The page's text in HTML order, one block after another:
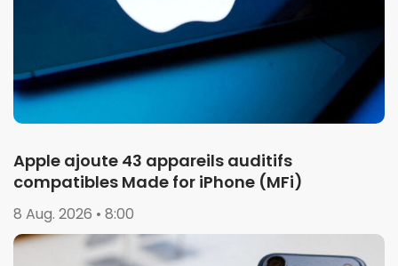
Apple ajoute 43 appareils auditifs
compatibles Made for iPhone (MFi)
8 Aug. 2026 • 8:00